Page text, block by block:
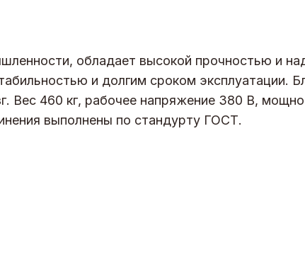
обладает высокой прочностью и
и долгим сроком эксплуатации.
Вес 460 кг, рабочее напряжение 380 В,
выполнены по стандурту ГОСТ.